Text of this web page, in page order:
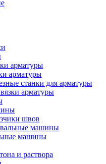
арматуры
арматуры
станки для арматуры
арматуры
швов
машины
машины
и раствора